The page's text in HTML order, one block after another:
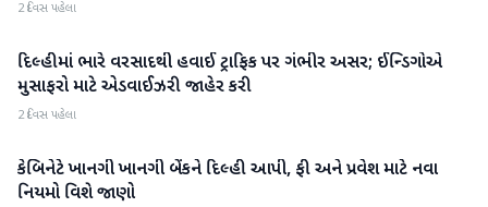
2 દિવસ પહેલા
રાષ્ટ્રીય
દિલ્હીમાં ભારે વરસાદથી હવાઈ ટ્રાફિક પર ગંભીર અસર; ઈન્ડિગોએ
મુસાફરો માટે એડવાઈઝરી જાહેર કરી
2 દિવસ પહેલા
રાષ્ટ્રીય
કેબિનેટે ખાનગી ખાનગી બેંકને દિલ્હી આપી, ફી અને પ્રવેશ માટે નવા
નિયમો વિશે જાણો